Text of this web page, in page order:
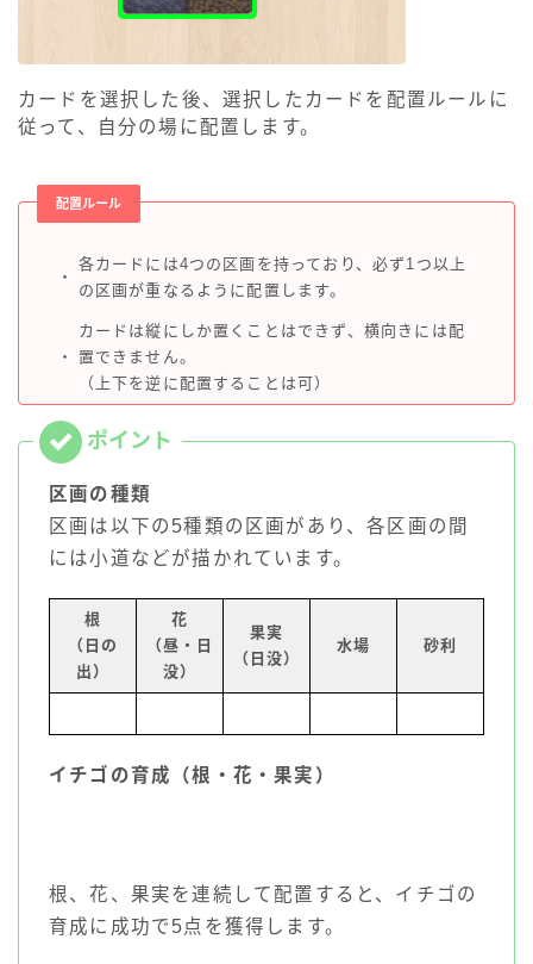
カードを選択した後、選択したカードを配置ルールに
従って、自分の場に配置します。
配置ルール
・
各カードには4つの区画を持っており、必ず1つ以上
の区画が重なるように配置します。
・
カードは縦にしか置くことはできず、横向きには配
置できません。
（上下を逆に配置することは可）
区画の種類
区画は以下の5種類の区画があり、各区画の間
には小道などが描かれています。
根
（日の
出）
花
（昼・日
没）
果実
（日没）
水場 砂利
イチゴの育成（根・花・果実）
根、花、果実を連続して配置すると、イチゴの
育成に成功で5点を獲得します。